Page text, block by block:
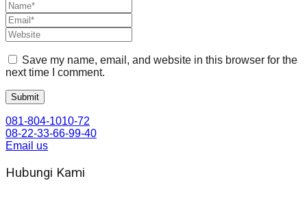
Save my name, email, and website in this browser for the
next time I comment.
081-804-1010-72
08-22-33-66-99-40
Email us
Hubungi Kami